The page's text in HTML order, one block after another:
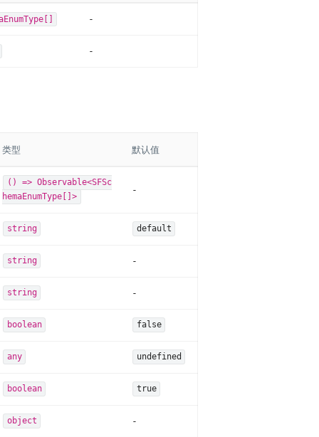
-
-
类型 默认值
() => Observable<SFSc
hemaEnumType[]>
-
string default
string -
string -
boolean false
any undefined
boolean true
object -